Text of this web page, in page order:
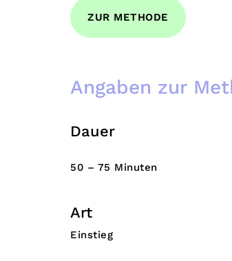
ZUR METHODE
Angaben zur
Dauer
50 – 75 Minuten
Art
Einstieg